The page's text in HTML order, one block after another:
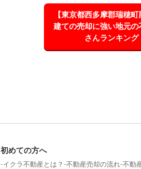
【東京都西多摩郡瑞穂
建ての売却に強い地元の
さんランキング
初めての方へ
イクラ不動産とは？ 不動産売却の流れ 不動